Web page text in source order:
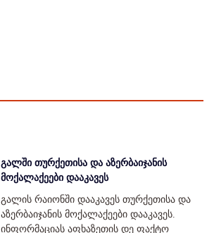
გალში თურქეთისა და აზერბაიჯანის
მოქალაქეები დააკავეს
გალის რაიონში დააკავეს თურქეთისა და
აზერბაიჯანის მოქალაქეები დააკავეს.
ინფორმაციას აფხაზეთის დე ფაქტო